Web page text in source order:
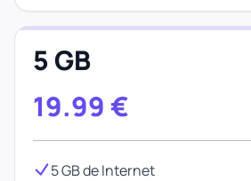
5 GB
19.99 €
5 GB de Internet